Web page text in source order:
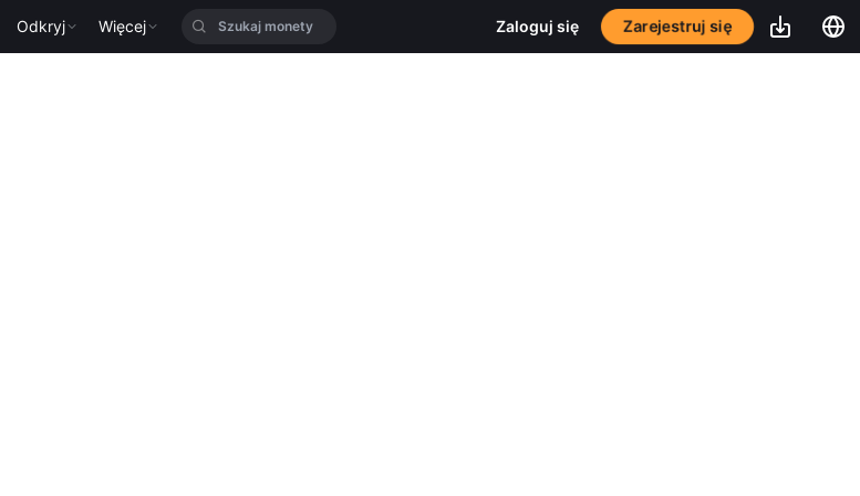
Odkryj Więcej Zaloguj się Zarejestruj się